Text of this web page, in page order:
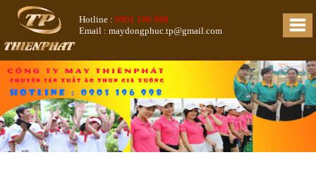
Hotline : 0901 196 998
Email : maydongphuc.tp@gmail.com